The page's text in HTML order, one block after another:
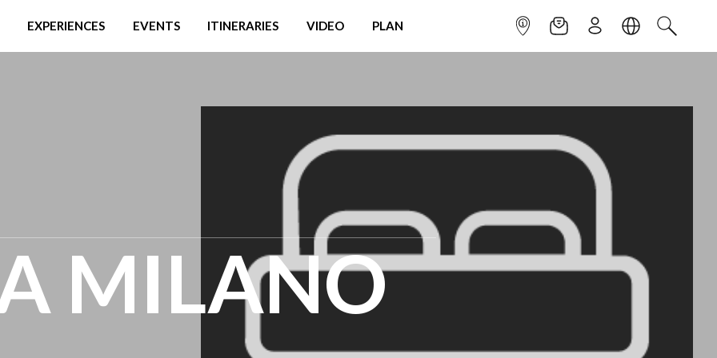
EXPERIENCES EVENTS ITINERARIES VIDEO PLAN INFOPOINTNEWSLETTER
SIGN UPLANGUAGE
SEARCH
MILANO